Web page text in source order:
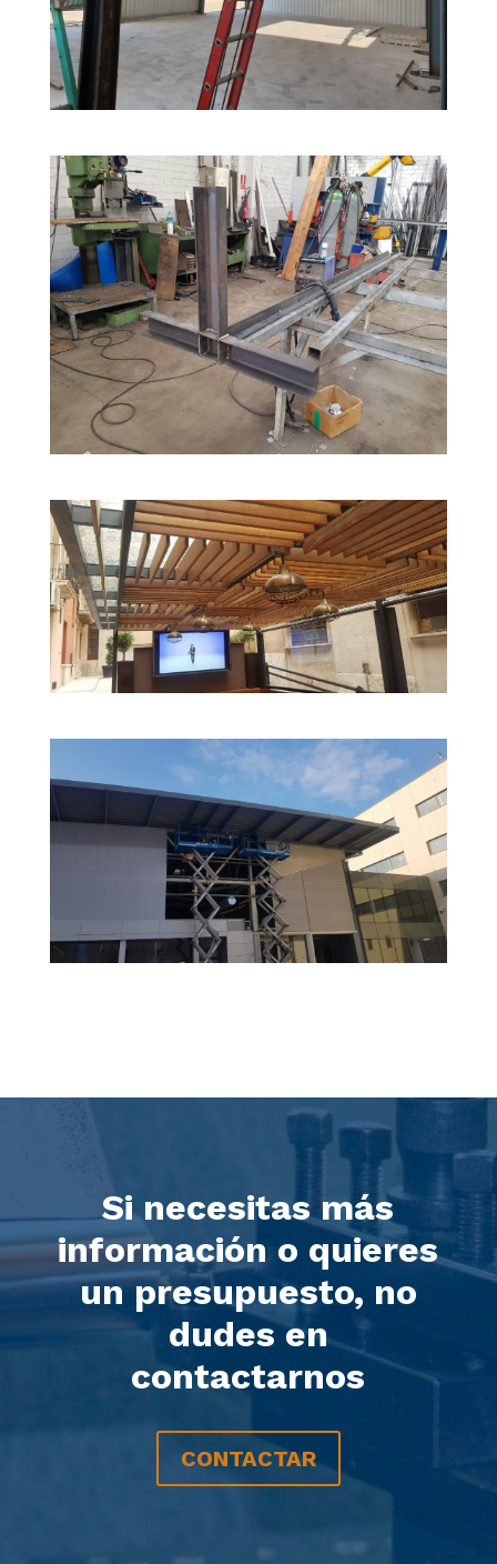
Si necesitas más
información o quieres
un presupuesto, no
dudes en
contactarnos
CONTACTAR